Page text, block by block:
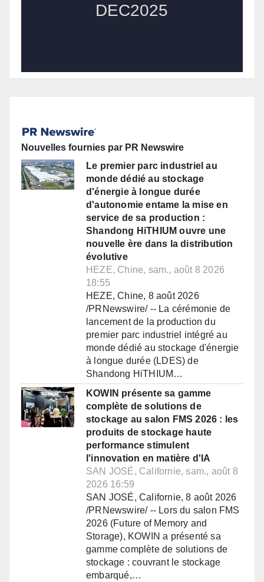
Nouvelles fournies par PR Newswire
Le premier parc industriel au
monde dédié au stockage
d'énergie à longue durée
d'autonomie entame la mise en
service de sa production :
Shandong HiTHIUM ouvre une
nouvelle ère dans la distribution
évolutive
HEZE, Chine, sam., août 8 2026
18:55
HEZE, Chine, 8 août 2026
/PRNewswire/ -- La cérémonie de
lancement de la production du
premier parc industriel intégré au
monde dédié au stockage d'énergie
à longue durée (LDES) de
Shandong HiTHIUM…
KOWIN présente sa gamme
complète de solutions de
stockage au salon FMS 2026 : les
produits de stockage haute
performance stimulent
l'innovation en matière d'IA
SAN JOSÉ, Californie, sam., août 8
2026 16:59
SAN JOSÉ, Californie, 8 août 2026
/PRNewswire/ -- Lors du salon FMS
2026 (Future of Memory and
Storage), KOWIN a présenté sa
gamme complète de solutions de
stockage : couvrant le stockage
embarqué,…